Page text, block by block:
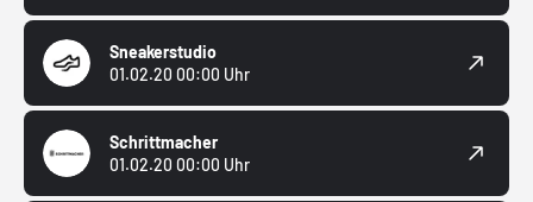
Sneakerstudio
01.02.20 00:00 Uhr
Schrittmacher
01.02.20 00:00 Uhr